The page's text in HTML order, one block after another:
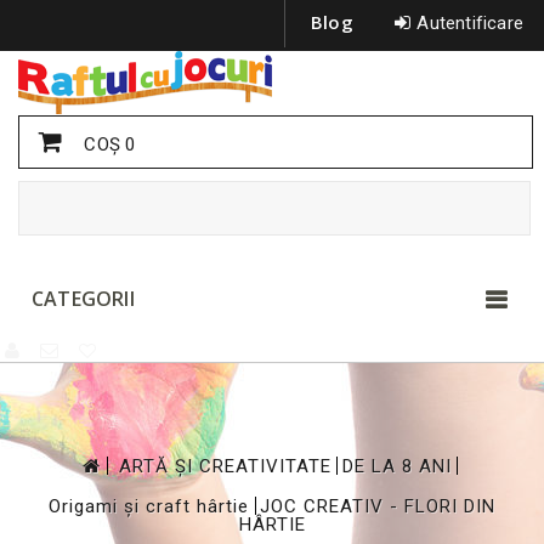
Autentificare
Blog
COŞ0
CATEGORII
>
ARTĂ ȘI CREATIVITATE DE LA 8 ANI
Origami și craft hârtie
JOC CREATIV - FLORI DIN
HÂRTIE